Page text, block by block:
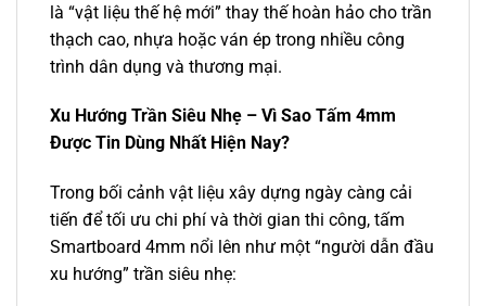
là “vật liệu thế hệ mới” thay thế hoàn hảo cho trần
thạch cao, nhựa hoặc ván ép trong nhiều công
trình dân dụng và thương mại.
Xu Hướng Trần Siêu Nhẹ – Vì Sao Tấm 4mm
Được Tin Dùng Nhất Hiện Nay?
Trong bối cảnh vật liệu xây dựng ngày càng cải
tiến để tối ưu chi phí và thời gian thi công, tấm
Smartboard 4mm nổi lên như một “người dẫn đầu
xu hướng” trần siêu nhẹ: